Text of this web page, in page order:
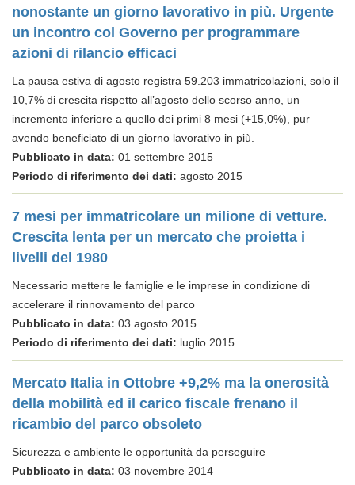
nonostante un giorno lavorativo in più. Urgente
un incontro col Governo per programmare
azioni di rilancio efficaci
La pausa estiva di agosto registra 59.203 immatricolazioni, solo il
10,7% di crescita rispetto all’agosto dello scorso anno, un
incremento inferiore a quello dei primi 8 mesi (+15,0%), pur
avendo beneficiato di un giorno lavorativo in più.
Pubblicato in data: 01 settembre 2015
Periodo di riferimento dei dati: agosto 2015
7 mesi per immatricolare un milione di vetture.
Crescita lenta per un mercato che proietta i
livelli del 1980
Necessario mettere le famiglie e le imprese in condizione di
accelerare il rinnovamento del parco
Pubblicato in data: 03 agosto 2015
Periodo di riferimento dei dati: luglio 2015
Mercato Italia in Ottobre +9,2% ma la onerosità
della mobilità ed il carico fiscale frenano il
ricambio del parco obsoleto
Sicurezza e ambiente le opportunità da perseguire
Pubblicato in data: 03 novembre 2014